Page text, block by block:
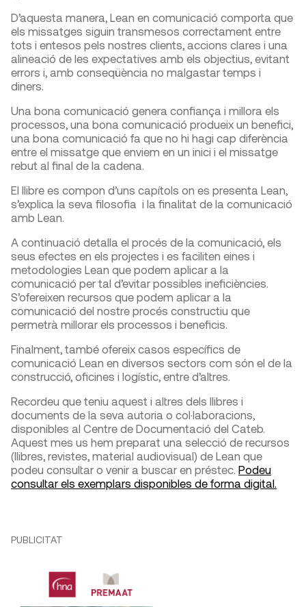
D’aquesta manera, Lean en comunicació comporta que
els missatges siguin transmesos correctament entre
tots i entesos pels nostres clients, accions clares i una
alineació de les expectatives amb els objectius, evitant
errors i, amb conseqüència no malgastar temps i
diners.
Una bona comunicació genera confiança i millora els
processos, una bona comunicació produeix un benefici,
una bona comunicació fa que no hi hagi cap diferència
entre el missatge que enviem en un inici i el missatge
rebut al final de la cadena.
El llibre es compon d’uns capítols on es presenta Lean,
s’explica la seva filosofia i la finalitat de la comunicació
amb Lean.
A continuació detalla el procés de la comunicació, els
seus efectes en els projectes i es faciliten eines i
metodologies Lean que podem aplicar a la
comunicació per tal d’evitar possibles ineficiències.
S’ofereixen recursos que podem aplicar a la
comunicació del nostre procés constructiu que
permetrà millorar els processos i beneficis.
Finalment, també ofereix casos específics de
comunicació Lean en diversos sectors com són el de la
construcció, oficines i logístic, entre d’altres.
Recordeu que teniu aquest i altres dels llibres i
documents de la seva autoria o col·laboracions,
disponibles al Centre de Documentació del Cateb.
Aquest mes us hem preparat una selecció de recursos
(llibres, revistes, material audiovisual) de Lean que
podeu consultar o venir a buscar en préstec. Podeu
consultar els exemplars disponibles de forma digital.
PUBLICITAT